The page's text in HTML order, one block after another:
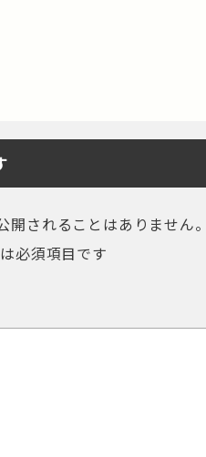
開されることはありません。
必須項目です